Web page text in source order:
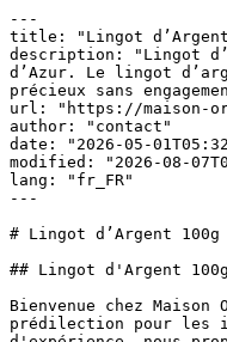
---
title: "Lingot d’Argent 100g — Premier Investissement 2026"
description: "Lingot d’Argent 100g — Premier Investissement 2026 Bienvenue chez Maison Or & Bijoux Cannes, votre expert en lingots d’argent 100 grammes sur la Côte d’Azur. Le lingot d’argent 100g représente le format de prédilection pour les investisseurs débutants cherchant à débuter leur construction patrimoniale en métaux précieux sans engagement financier énorme. Avec 20 ans d’expérience, […]"
url: "https://maison-or-bijoux-cannes.com/lingot-argent-100g/"
author: "contact"
date: "2026-05-01T05:32:36+00:00"
modified: "2026-08-07T08:42:11+00:00"
lang: "fr_FR"
---

# Lingot d’Argent 100g — Premier Investissement 2026

## Lingot d'Argent 100g — Premier Investissement 2026

Bienvenue chez Maison Or & Bijoux Cannes, votre expert en lingots d'argent 100 grammes sur la Côte d'Azur. Le lingot d'argent 100g représente le format de prédilection pour les investisseurs débutants cherchant à débuter leur construction patrimoniale en métaux précieux sans engagement financier énorme. Avec 20 ans d'expérience, nous proposons des lingots argent 100g certifiés LBMA de qualité internationale à des prix hautement compétitifs. Le lingot 100g offre l'accès démocratique à l'investissement métallique : pour quelques centaines d'euros seulement, tout investisseur peut acquérir un lingot 100g garantissant pureté 999‰ et certification LBMA mondialement reconnue. Ce format compact et maniable a conquis une popularité extraordinaire auprès des novices souhaitant débuter progressivement, ainsi que des investisseurs confirmés utilisant les lingots 100g comme base d'accumulation régulière. En 2026, le lingot argent 100g confirme sa position de "premier investissement idéal" pour toute personne cherchant à protéger son patrimoine par l'argent physique.

Un lingot d'argent 100g certifié LBMA pèse exactement 100 grammes d'argent pur à 999‰ (99,9% d'argent pur), mesure environ 90 x 40 x 25 millimètres et tient facilement dans la paume de la main. Le lingot 100g représente un investissement accessible (quelques centaines d'euros selon le cours) permettant à tout investisseur, même modeste, d'accéder à la propriété d'argent physique certifié. Contrairement aux actions ou obligations numériques intangibles, le lingot 100g offre une tangibilité totale : vous pouvez le tenir physiquement, le peser, le mesurer, le vérifier. Cette tangibilité psychologique du lingot 100g rasure beaucoup d'investisseurs prudents craignant les risques de fraude numérique. À Cannes, nous considérons le lingot 100g comme le "seuil d'accès" idéal pour débuter dans l'investissement métallique sérieux : aucun investisseur ne regrette jamais son premier lingot 100g acquis.

![Lingot d'argent 100g LBMA certifié format débutant](/wp-content/uploads/images/boutique/silver-in-cannes.jpg)

### Lingot Argent 100g : Premier Pas Vers le Patrimoine Métallique

Le lingot d'argent 100 grammes certifié LBMA offre l'entrée idéale dans l'univers de l'investissement en métaux précieux. Ce format classique bénéficie d'une reconnaissance universelle : tous les courtiers, revendeurs et institutions acceptent immédiatement un lingot 100g certifié LBMA. Le poinçon LBMA du lingot 100g grave le numéro de série unique, le nom du fabricant agréé et la garantie de pureté 999‰, vous offrant une certitude absolue sur l'authenticit. À Cannes, nous proposons exclusivement des lingots 100g provenant de raffineries de premier rang mondialement : Argor-Heraeus (Suisse), Umicore (Belgique), Valcambi (Suisse), garantissant une qualité sans reproche. Le format 100g offre une flexibilité remarquable : petit investissement unitaire (quelques centaines d'euros), facilement transportable, stockable en petit coffre, parfait pour débuter progressivement. Un investisseur acquérant deux lingots 100g mensuels constitue 2,4 kilogrammes d'argent en un an, base solide de patrimoine métallique.

 

## Avantages Majeurs du Lingot Argent 100g pour Débuter

Le lingot d'argent 100g offre plusieurs avantages décisifs pour les investisseurs débutants. Premièrement, l'investissement minimal : un lingot 100g coûte seulement quelques centaines d'euros, à la portée de tout budget, contrairement aux lingots kilogramme dépassant les dizaines de milliers. Deuxièmement, la maniabilité : le lingot 100g tient dans la paume, pèse à peine 100 grammes, se transporte facilement en petit coffre ou même en poche sécurisée. Troisièmement, la tangibilité psychologique : contrairement aux ETF numériques ou actions abstraites, vous possédez physiquement un objet réel, manipulable, vérifiable. Quatrièmement, l'accès égalitaire : aucun minimum d'investissement discriminatoire, aucune "fortune minimale requise", juste un lingot 100g à la portée de tous les citoyens. Cinquièmement, la certification LBMA identique : un lingot 100g certifié LBMA offre exactement la même garantie de qualité qu'un lingot 5 kg.

Le lingot d'argent 100g offre également une stratégie d'accumulation progressive sans pression budgétaire. Un investisseur peut acquérir un lingot 100g chaque mois sans effort financier notable : 100€ d'épargne mensuelle accumulés en lingots 100g constituent 1,2 kilogrammes d'argent en un an. Cette accumulation disciplinée offre plusieurs avantages : lissage du prix d'entrée moyen ("dollar cost averaging"), accumulation progressive sans choc financier, gratification mensuelle de voir sa richesse physique augmenter. Beaucoup d'investisseurs français utilisent les lingots 100g pour des objectifs patrimoniaux familiaux : parent acquérant un lingot 100g chaque anniversaire pour chaque enfant, créant à long terme une base importante de patrimoine familial légué. À Cannes, nous constatons que les investisseurs commençant avec des lingots 100g deviennent progressivement nos meilleurs clients, augmentant leurs acquisitions à mesure que leur patrimoine progresse.

![Accumulation progressive mensuelle de lingots 100g](/wp-content/uploads/images/boutique/sell-silver-in-cannes.jpg)

### Accumulation Mensuelle : la Stratégie Gagnante des 100g

De nombreux investisseurs français à Cannes et région PACA ont adopté la stratégie d'accumulation mensuelle de lingots 100g comme fondation de leur richesse patrimoniale. Chaque mois, ils consacrent une portion d'épargne à l'acquisition d'un ou plusieurs lingots 100g, créant une accumulation inexorable sur les années. Un investisseur débutant avec deux lingots 100g mensuels atteint 2,4 kilogrammes en un an, 12 kilogrammes en cinq ans, 24 kilogrammes en dix ans. Cette accumulation progressive en lingots 100g offre une résilience psychologique : vous progressez régulièrement, voyez votre patrimoine croître mois après mois, renforcez votre conviction dans l'investissement métallique. Contrairement aux boursiers stressés par les fluctuations quotidiennes, les investisseurs en lingots 100g adoptent une sérénité long terme : chaque lingot 100g acquis renforce votre position patrimoniale indépendamment de la volatilité court terme. À Cannes, nos meilleurs clients patrimoniaux sont souvent ceux ayant commencé modestement avec des lingots 100g il y a 10-15 ans.

 

## Cours Temps Réel Lingot Argent 100g 2026

| Format | Poids | Prix €/Gramme | Prix Total TTC | Prime % |
|---|---|---|---|---|
| **Lingot 100g** | 100g | -- € | À partir de -- € | +10 à 15% |

Le cours du lingot d'argent 100g se base sur le prix spot international de l'argent en €/gramme, multiplié par 100 grammes, plus une prime modérée du fabricant LBMA (10-15% pour ce format). La prime plus élevée du lingot 100g comparé aux gros lingots reflète les coûts fixes de production et de frappe : créer un lingot 100g coûte proportionnellement plus cher en frais de fabrication qu'un lingot kilogramme. Malgré cette prime supérieure, le lingot 100g reste l'accès le plus démocratique à l'investissement métallique certifié. À Cannes, nos cotations du lingot 100g sont mises à jour plusieurs fois par jour, reflétant les variations du cours spot de l'argent sur les bourses internationales. Vous pouvez suivre en temps réel la valorisation de votre lingot 100g : lorsque le cours de l'argent monte, votre lingot apprécie en valeur nominale euros. Cette transparence tarifaire du lingot 100g offre une clarté complète sur votre rendement d'investissement.

## Stockage Simple et Accessible du Lingot 100g

L'un des avantages majeurs du lingot d'argent 100g est la simplicité exceptionnelle de son stockage. Contrairement aux gros lingots nécessitant une infrastructure sécurisée importante, un lingot 100g peut être conservé de nombreuses façons : petit coffre de maison sécurisé (investissement 300-800€), tiroir à clé sécurisé, petit coffre-fort portable, coffre-fort bancaire standard. Beaucoup d'investisseurs français conservent simplement leurs lingots 100g en petit coffre-fort boulonné dans leur armoire de chambre ou séjour : solution économique, accessible, flexible. L'assurance habitation standard couvre généralement les lingots 100g conservés en coffre de maison privé, sans frais supplémentaires importants ou déclaration administrative complexe. À Cannes, nous recommandons une assurance habitation explicitement déclarée pour les lingots 100g : prémiennes coûtent moins cher que vous pourriez imaginer (0,5-1% de valeur annuelle).

Pour les investisseurs accumulant progressivement plus de 10-20 lingots 100g, nous recommandons de considérer un petit coffre-fort bancaire (50-100€/an) offrant une sécurité maximale avec assurance complète. Un petit coffre bancaire peut contenir 20-30 lingots 100g sans problème. Cette transition du stockage de maison vers coffre bancaire s'effectue naturellement à mesure que votre patrimoine en lingots 100g s'accumule. À Cannes, nous guidons nos clients dans cette progression de stockage optimisée selon leurs acquisitions.

#### Certification LBMA du Lingot 100g : Même Garantie que les Gros Lingots

Le lingot d'argent 100g certifié LBMA offre exactement la même garantie de qualité que les lingots